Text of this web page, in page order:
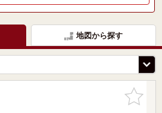
地図から探す
お気に入
りに追加